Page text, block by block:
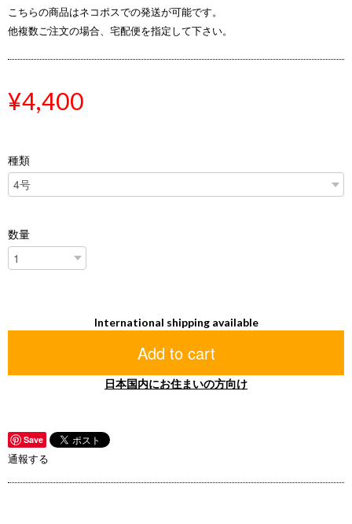
こちらの商品はネコポスでの発送が可能です。
他複数ご注文の場合、宅配便を指定して下さい。
¥4,400
種類
数量
International shipping available
Add to cart
日本国内にお住まいの方向け
Save
通報する